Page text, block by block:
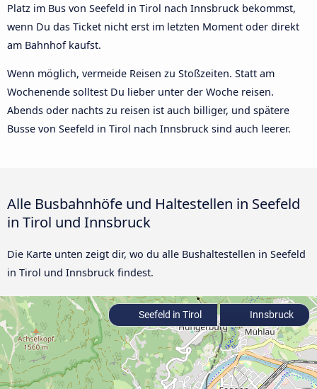
Platz im Bus von Seefeld in Tirol nach Innsbruck bekommst,
wenn Du das Ticket nicht erst im letzten Moment oder direkt
am Bahnhof kaufst.
Wenn möglich, vermeide Reisen zu Stoßzeiten. Statt am
Wochenende solltest Du lieber unter der Woche reisen.
Abends oder nachts zu reisen ist auch billiger, und spätere
Busse von Seefeld in Tirol nach Innsbruck sind auch leerer.
Alle Busbahnhöfe und Haltestellen in Seefeld
in Tirol und Innsbruck
Die Karte unten zeigt dir, wo du alle Bushaltestellen in Seefeld
in Tirol und Innsbruck findest.
Seefeld in Tirol Innsbruck